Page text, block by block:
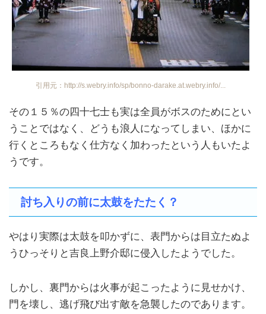
引用元：http://s.webry.info/sp/bonno-darake.at.webry.info/...
その１５％の四十七士も実は全員がボスのためにとい
うことではなく、どうも浪人になってしまい、ほかに
行くところもなく仕方なく加わったという人もいたよ
うです。
討ち入りの前に太鼓をたたく？
やはり実際は太鼓を叩かずに、表門からは目立たぬよ
うひっそりと吉良上野介邸に侵入したようでした。
しかし、裏門からは火事が起こったように見せかけ、
門を壊し、逃げ飛び出す敵を急襲したのであります。